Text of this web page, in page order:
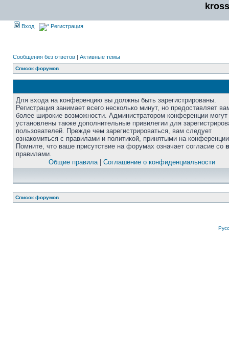
Вход Регистрация
Сообщения без ответов | Активные темы
Список форумов
Для входа на конференцию вы должны быть зарегистрированы.
Регистрация занимает всего несколько минут, но предоставляет
более широкие возможности. Администратором конференции
установлены также дополнительные привилегии для
пользователей. Прежде чем зарегистрироваться, вам следует
ознакомиться с правилами и политикой, принятыми на
Помните, что ваше присутствие на форумах означает согласие со
правилами.
Общие правила| Соглашение о конфиденциальности
Список форумов